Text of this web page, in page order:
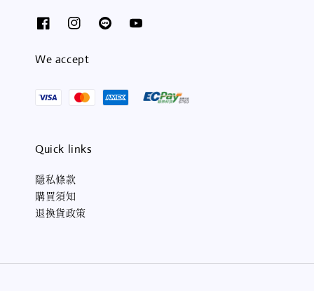
We accept
Quick links
隱私條款
購買須知
退換貨政策